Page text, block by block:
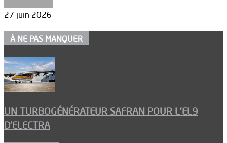
27 juin 2026
À NE PAS MANQUER
UN TURBOGÉNÉRATEUR SAFRAN POUR L’EL9
D’ELECTRA